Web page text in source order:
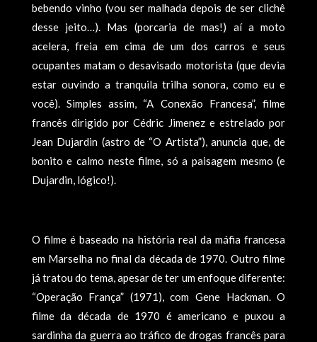
bebendo vinho (vou ser malhada depois de ser clichê
desse jeito…). Mas (porcaria de mas!) aí a moto
acelera, freia em cima de um dos carros e seus
ocupantes matam o desavisado motorista (que devia
estar ouvindo a tranquila trilha sonora, como eu e
você). Simples assim, “A Conexão Francesa”, filme
francês dirigido por Cédric Jimenez e estrelado por
Jean Dujardin (astro de “O Artista”), anuncia que, de
bonito e calmo neste filme, só a paisagem mesmo (e
Dujardin, lógico!).
O filme é baseado na história real da máfia francesa
em Marselha no final da década de 1970. Outro filme
já tratou do tema, apesar de ter um enfoque diferente:
“Operação França” (1971), com Gene Hackman. O
filme da década de 1970 é americano e puxou a
sardinha da guerra ao tráfico de drogas francês para